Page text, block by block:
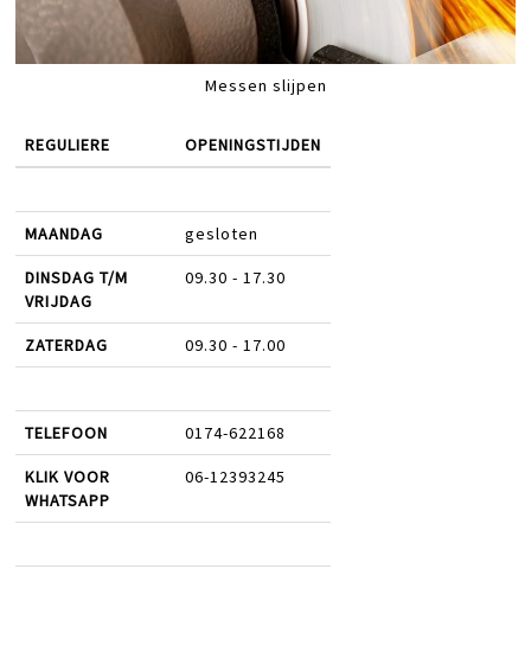
Messen slijpen
REGULIERE OPENINGSTIJDEN
MAANDAG gesloten
DINSDAG T/M
VRIJDAG
09.30 - 17.30
ZATERDAG 09.30 - 17.00
TELEFOON 0174-622168
KLIK VOOR
WHATSAPP
06-12393245